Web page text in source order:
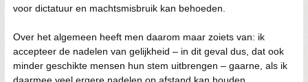
voor dictatuur en machtsmisbruik kan behoeden.
Over het algemeen heeft men daarom maar zoiets van: ik
accepteer de nadelen van gelijkheid – in dit geval dus, dat ook
minder geschikte mensen hun stem uitbrengen – gaarne, als ik